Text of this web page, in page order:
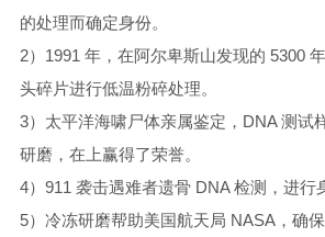
的处理而确定身份。
2）1991 年，在阿尔卑斯山发现的 5300
头碎片进行低温粉碎处理。
3）太平洋海啸尸体亲属鉴定，DNA 测试
研磨，在上赢得了荣誉。
4）911 袭击遇难者遗骨 DNA 检测，进行
5）冷冻研磨帮助美国航天局 NASA，确